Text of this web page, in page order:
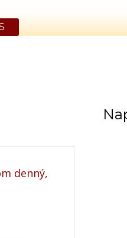
denný,